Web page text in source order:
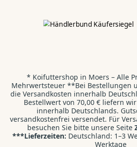
* Koifuttershop in Moers – Alle
Mehrwertsteuer **Bei Bestellungen
die Versandkosten innerhalb
Bestellwert von 70,00 € liefern
innerhalb Deutschlands.
versandkostenfrei versendet. Für
besuchen Sie bitte unsere Seite
***Lieferzeiten: Deutschland: 1–3
Werktage
Kontaktiert
✉️
Wir freuen uns auf
📞 Direktanruf
+49 2841 9987710